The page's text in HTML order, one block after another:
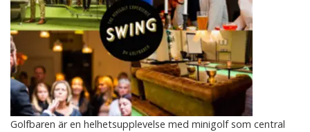
Golfbaren är en helhetsupplevelse med minigolf som central